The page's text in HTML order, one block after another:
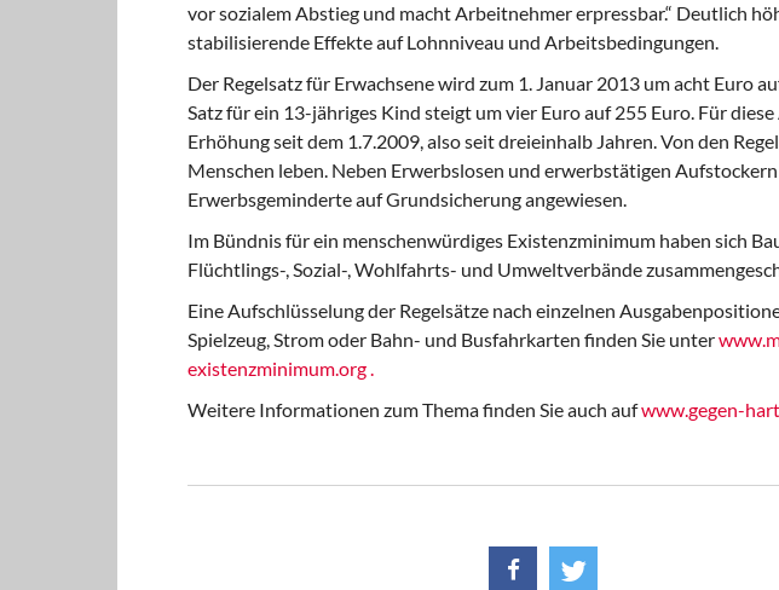
vor sozialem Abstieg und macht Arbeitnehmer erpressbar.“ Deutlich
stabilisierende Effekte auf Lohnniveau und Arbeitsbedingungen.
Der Regelsatz für Erwachsene wird zum 1. Januar 2013 um acht Euro
Satz für ein 13-jähriges Kind steigt um vier Euro auf 255 Euro. Für
Erhöhung seit dem 1.7.2009, also seit dreieinhalb Jahren. Von den
Menschen leben. Neben Erwerbslosen und erwerbstätigen
Erwerbsgeminderte auf Grundsicherung angewiesen.
Im Bündnis für ein menschenwürdiges Existenzminimum haben sich
Flüchtlings-, Sozial-, Wohlfahrts- und Umweltverbände
Eine Aufschlüsselung der Regelsätze nach einzelnen
Spielzeug, Strom oder Bahn- und Busfahrkarten finden Sie unter
existenzminimum.org .
Weitere Informationen zum Thema finden Sie auch aufwww.gegen-